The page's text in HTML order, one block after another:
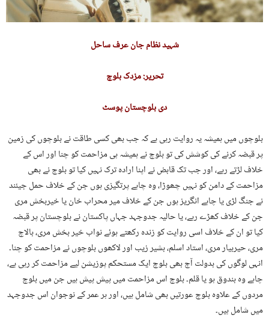
شہید نظام جان عرف ساحل
تحریر: مزدک بلوچ
دی بلوچستان پوسٹ
بلوچوں میں ہمیشہ یہ روایت رہی ہے کہ جب بھی کسی طاقت نے بلوچوں کی زمین
پر قبضہ کرنے کی کوشش کی تو بلوچ نے ہمیشہ ہی مزاحمت کو چنا اور اس کے
خلاف لڑتے رہے، اور جب تک قابض نے اپنا ارادہ ترک نہیں کیا تو بلوچ نے بھی
مزاحمت کے دامن کو نہیں چھوڑا، وہ چاہے پرتگیزی ہوں جن کے خلاف حمل جیئند
نے جنگ لڑی یا چاہے انگریز ہوں جن کے خلاف میر محراب خان یا خیربخش مری
جن کے خلاف کھڑے رہے، یا حالیہ جدوجہد جہاں پاکستان نے بلوچستان پر قبضہ
کیا تو ان کے خلاف اسی روایت کو زندہ رکھتے ہوئے نواب خیر بخش مری، بالاچ
مری، حیربیار مری، استاد اسلم، بشیر زیب اور لاکھوں بلوچوں نے مزاحمت کو چنا۔
انہی لوگوں کی بدولت آج بھی بلوچ ایک مستحکم پوزیشن لیے مزاحمت کر رہی ہے،
چاہے وہ بندوق ہو یا قلم۔ بلوچ اس مزاحمت میں پیش پیش ہیں جن میں بلوچ
مردوں کے علاوہ بلوچ عورتیں بھی شامل ہیں، اور ہر عمر کے نوجوان اس جدوجہد
میں شامل ہیں۔